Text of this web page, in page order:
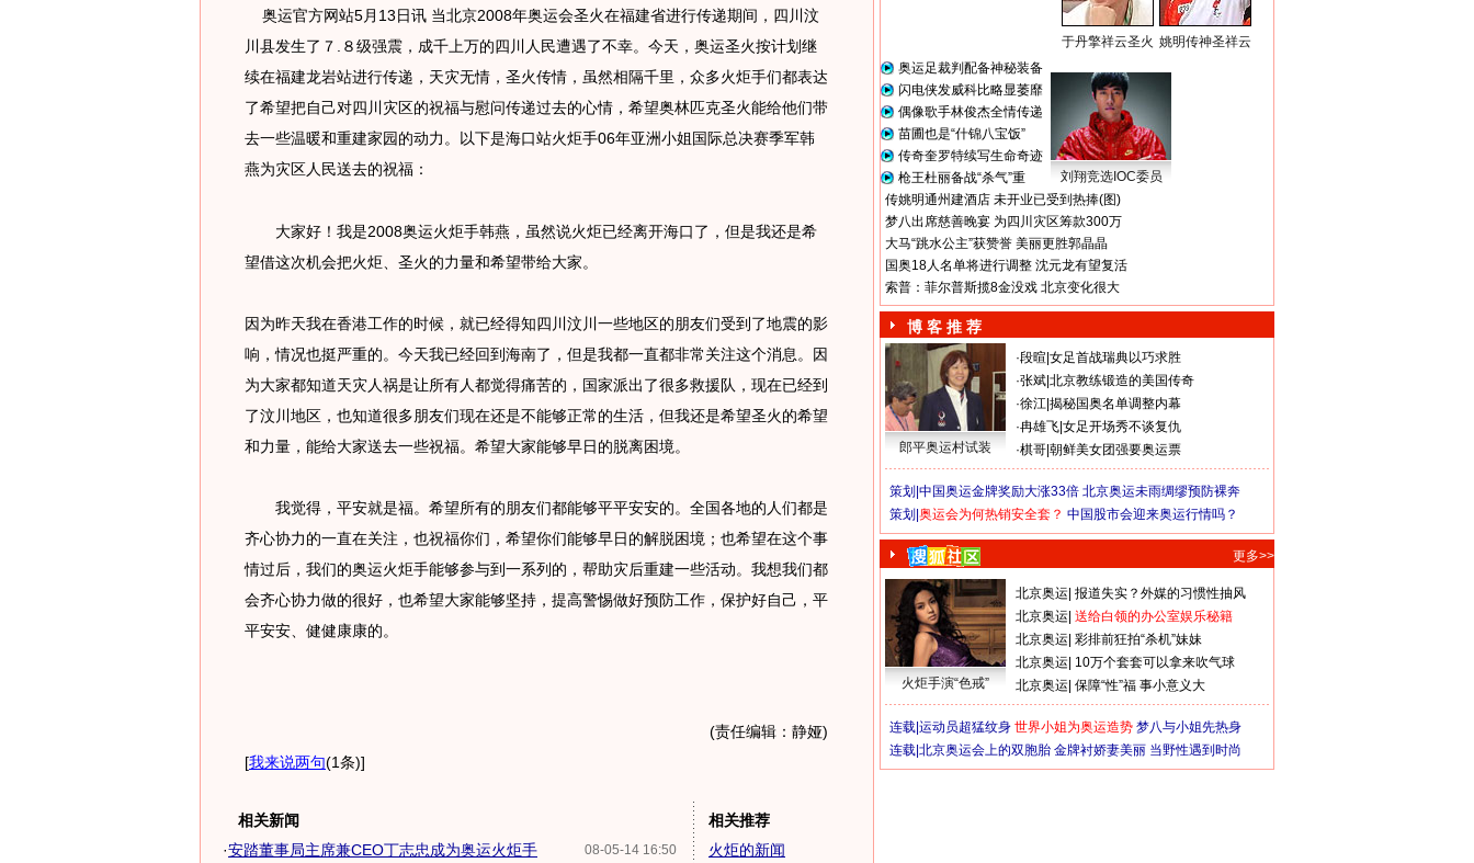
奥运官方网站5月13日讯 当北京2008年奥运会圣火在福建省进行传递期间，四川汶
川县发生了７.８级强震，成千上万的四川人民遭遇了不幸。今天，奥运圣火按计划继
续在福建龙岩站进行传递，天灾无情，圣火传情，虽然相隔千里，众多火炬手们都表达
了希望把自己对四川灾区的祝福与慰问传递过去的心情，希望奥林匹克圣火能给他们带
去一些温暖和重建家园的动力。以下是海口站火炬手06年亚洲小姐国际总决赛季军韩
燕为灾区人民送去的祝福：
大家好！我是2008奥运火炬手韩燕，虽然说火炬已经离开海口了，但是我还是希
望借这次机会把火炬、圣火的力量和希望带给大家。
因为昨天我在香港工作的时候，就已经得知四川汶川一些地区的朋友们受到了地震的影
响，情况也挺严重的。今天我已经回到海南了，但是我都一直都非常关注这个消息。因
为大家都知道天灾人祸是让所有人都觉得痛苦的，国家派出了很多救援队，现在已经到
了汶川地区，也知道很多朋友们现在还是不能够正常的生活，但我还是希望圣火的希望
和力量，能给大家送去一些祝福。希望大家能够早日的脱离困境。
我觉得，平安就是福。希望所有的朋友们都能够平平安安的。全国各地的人们都是
齐心协力的一直在关注，也祝福你们，希望你们能够早日的解脱困境；也希望在这个事
情过后，我们的奥运火炬手能够参与到一系列的，帮助灾后重建一些活动。我想我们都
会齐心协力做的很好，也希望大家能够坚持，提高警惕做好预防工作，保护好自己，平
平安安、健健康康的。
(责任编辑：静娅)
[我来说两句(1条)]
相关新闻
08-05-14 16:50
·安踏董事局主席兼CEO丁志忠成为奥运火炬手
相关推荐
火炬的新闻
于丹擎祥云圣火 姚明传神圣祥云
奥运足裁判配备神秘装备
闪电侠发威科比略显萎靡
偶像歌手林俊杰全情传递
苗圃也是“什锦八宝饭”
传奇奎罗特续写生命奇迹
枪王杜丽备战“杀气”重
刘翔竞选IOC委员
传姚明通州建酒店 未开业已受到热捧(图)
梦八出席慈善晚宴 为四川灾区筹款300万
大马“跳水公主”获赞誉 美丽更胜郭晶晶
国奥18人名单将进行调整 沈元龙有望复活
索普：菲尔普斯揽8金没戏 北京变化很大
博 客 推 荐
郎平奥运村试装
·段暄 女足首战瑞典以巧求胜
·张斌 北京教练锻造的美国传奇
·徐江 揭秘国奥名单调整内幕
·冉雄飞 女足开场秀不谈复仇
·棋哥 朝鲜美女团强要奥运票
策划| 中国奥运金牌奖励大涨33倍 北京奥运未雨绸缪预防裸奔
策划| 奥运会为何热销安全套？ 中国股市会迎来奥运行情吗？
更多>>
火炬手演“色戒”
北京奥运 报道失实？外媒的习惯性抽风
北京奥运 送给白领的办公室娱乐秘籍
北京奥运 彩排前狂拍“杀机”妹妹
北京奥运 10万个套套可以拿来吹气球
北京奥运 保障“性”福 事小意义大
连载| 运动员超猛纹身 世界小姐为奥运造势 梦八与小姐先热身
连载| 北京奥运会上的双胞胎 金牌衬娇妻美丽 当野性遇到时尚